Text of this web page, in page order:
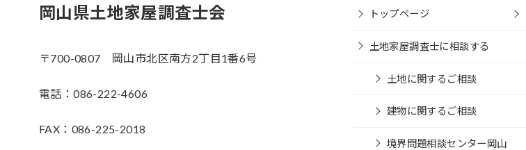
岡山県土地家屋調査士会
〒700-0807 岡山市北区南方2丁目1番6号
電話：086-222-4606
FAX：086-225-2018
トップページ
土地家屋調査士に相談する
土地に関するご相談
建物に関するご相談
境界問題相談センター岡山